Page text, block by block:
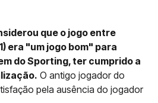
que o jogo entre
era "um jogo bom" para
do Sporting, ter cumprido a
O antigo jogador do
pela ausência do jogador